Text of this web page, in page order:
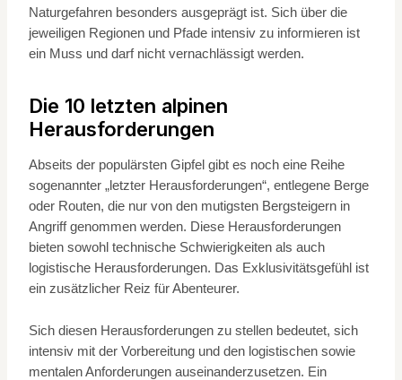
Naturgefahren besonders ausgeprägt ist. Sich über die
jeweiligen Regionen und Pfade intensiv zu informieren ist
ein Muss und darf nicht vernachlässigt werden.
Die 10 letzten alpinen
Herausforderungen
Abseits der populärsten Gipfel gibt es noch eine Reihe
sogenannter „letzter Herausforderungen“, entlegene Berge
oder Routen, die nur von den mutigsten Bergsteigern in
Angriff genommen werden. Diese Herausforderungen
bieten sowohl technische Schwierigkeiten als auch
logistische Herausforderungen. Das Exklusivitätsgefühl ist
ein zusätzlicher Reiz für Abenteurer.
Sich diesen Herausforderungen zu stellen bedeutet, sich
intensiv mit der Vorbereitung und den logistischen sowie
mentalen Anforderungen auseinanderzusetzen. Ein